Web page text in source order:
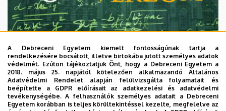
2026. augusztus 7.
Univerzum: A Debreceni Egyetem
A Debreceni Egyetem kiemelt fontosságúnak tartja a
rendelkezésére bocsátott, illetve birtokába jutott személyes adatok
védelmét. Ezúton tájékoztatjuk Önt, hogy a Debreceni Egyetem a
2018. május 25. napjától kötelezően alkalmazandó Általános
Adatvédelmi Rendelet alapján felülvizsgálta folyamatait és
beépítette a GDPR előírásait az adatkezelési és adatvédelmi
tevékenységébe. A felhasználók személyes adatait a Debreceni
Egyetem korábban is teljes körültekintéssel kezelte, megfelelve az